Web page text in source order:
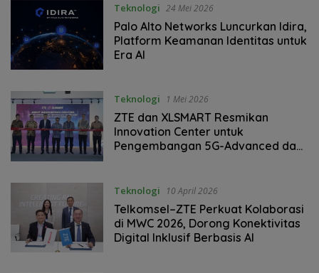
Teknologi 24 Mei 2026
Palo Alto Networks Luncurkan Idira,
Platform Keamanan Identitas untuk
Era AI
Teknologi 1 Mei 2026
ZTE dan XLSMART Resmikan
Innovation Center untuk
Pengembangan 5G-Advanced dan
Teknologi 10 April 2026
Telkomsel–ZTE Perkuat Kolaborasi
di MWC 2026, Dorong Konektivitas
Digital Inklusif Berbasis AI